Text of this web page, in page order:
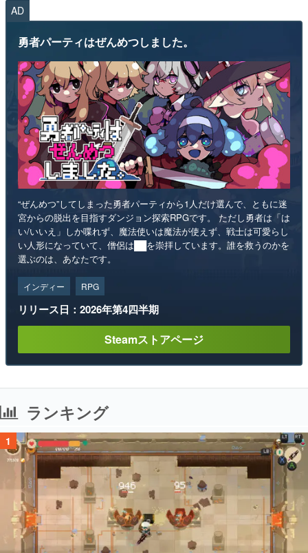
AD
勇者パーティはぜんめつしました。
“ぜんめつ”してしまった勇者パーティから1人だけ選んで、ともに迷
宮からの脱出を目指すダンジョン探索RPGです。 ただし勇者は「は
い/いいえ」しか喋れず、魔法使いは魔法が使えず、戦士は可愛らし
い人形になっていて、僧侶は██を崇拝しています。誰を救うのかを
選ぶのは、あなたです。
インディー RPG
リリース日：2026年第4四半期
Steamストアページ
ランキング
1